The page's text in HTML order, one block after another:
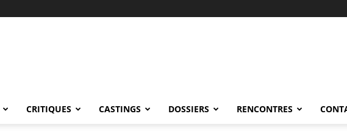
CRITIQUES CASTINGS DOSSIERS RENCONTRES